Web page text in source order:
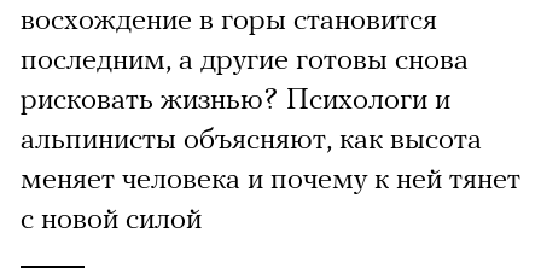
восхождение в горы становится
последним, а другие готовы снова
рисковать жизнью? Психологи и
альпинисты объясняют, как высота
меняет человека и почему к ней тянет
с новой силой